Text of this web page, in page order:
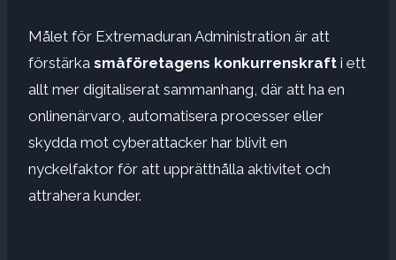
Målet för Extremaduran Administration är att
förstärka småföretagens konkurrenskraft i ett
allt mer digitaliserat sammanhang, där att ha en
onlinenärvaro, automatisera processer eller
skydda mot cyberattacker har blivit en
nyckelfaktor för att upprätthålla aktivitet och
attrahera kunder.